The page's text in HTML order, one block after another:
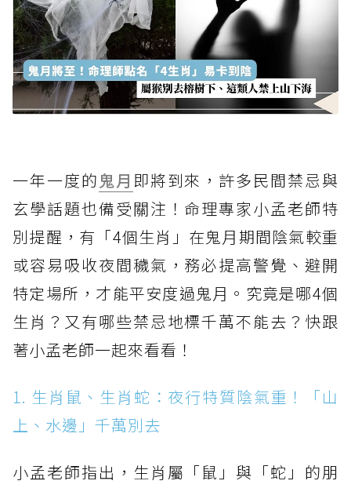
一年一度的鬼月 即將到來，許多民間禁忌與
玄學話題也備受關注！命理專家小孟老師特
別提醒，有「4個生肖」在鬼月期間陰氣較重
或容易吸收夜間穢氣，務必提高警覺、避開
特定場所，才能平安度過鬼月。究竟是哪4個
生肖？又有哪些禁忌地標千萬不能去？快跟
著小孟老師一起來看看！
1. 生肖鼠、生肖蛇：夜行特質陰氣重！「山
上、水邊」千萬別去
小孟老師指出，生肖屬「鼠」與「蛇」的朋